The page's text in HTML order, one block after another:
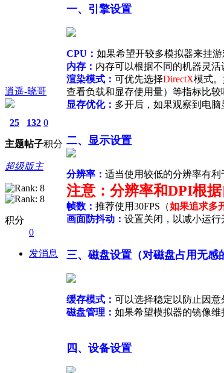
逍遥-晓哥
25
主题
132
帖子
0
积分
超级版主
积分
0
发消息
一、引擎设置
CPU： 如果希望开较多模拟器来挂
内存： 内存可以根据不同的机器灵活
渲染模式： 可优先选择DirectX模式
查看负载和显存使用量）等指标比较
显存优化： 多开后，如果观察到电
二、显示设置
分辨率： 适当使用较低的分辨率有利
注意：分辨率和DPI根
帧数： 推荐使用30FPS（如果追求多
画面防抖动： 设置关闭，以减小运行
三、磁盘设置（对磁盘占用无感
缓存模式： 可以选择稳定以防止因意
磁盘管理： 如果希望模拟器的镜像维
四、设备设置